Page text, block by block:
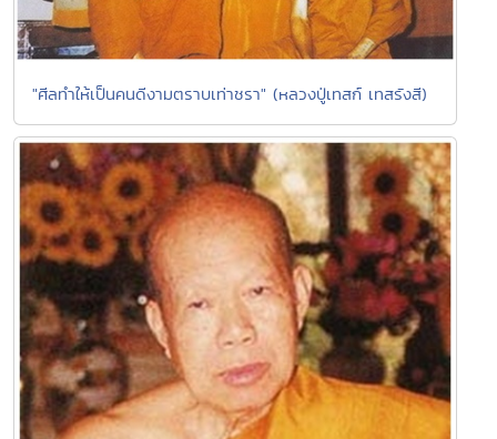
"ศีลทำให้เป็นคนดีงามตราบเท่าชรา" (หลวงปู่เทสก์ เทสรังสี)